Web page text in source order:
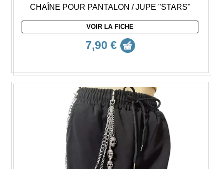
CHAÎNE POUR PANTALON / JUPE "STARS"
VOIR LA FICHE
7,90 €